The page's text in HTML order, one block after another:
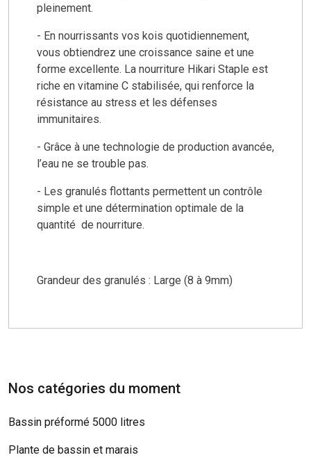
pleinement.
- En nourrissants vos kois quotidiennement,
vous obtiendrez une croissance saine et une
forme excellente. La nourriture Hikari Staple est
riche en vitamine C stabilisée, qui renforce la
résistance au stress et les défenses
immunitaires.
- Grâce à une technologie de production avancée,
l’eau ne se trouble pas.
- Les granulés flottants permettent un contrôle
simple et une détermination optimale de la
quantité de nourriture.
Grandeur des granulés : Large (8 à 9mm)
Nos catégories du moment
Bassin préformé 5000 litres
Plante de bassin et marais